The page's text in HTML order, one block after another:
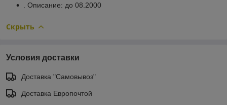
. Описание: до 08.2000
Скрыть
Условия доставки
Доставка "Самовывоз"
Доставка Европочтой